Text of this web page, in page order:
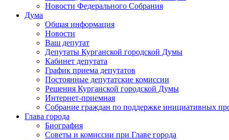
Новости Федерального Cобрания
Дума
Общая информация
Новости
Ваш депутат
Депутаты Курганской городской Думы
Кабинет депутата
График приема депутатов
Постоянные депутатские комиссии
Решения Курганской городской Думы
Интернет-приемная
Собрание граждан по поддержке инициативных
Глава города
Биография
Советы и комиссии при Главе города